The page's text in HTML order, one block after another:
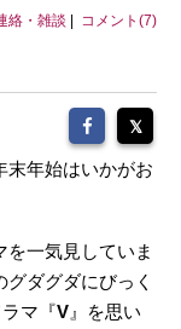
絡・雑談 コメント(7)
末年始はいかがお
一気見していま
グダグダにびっく
マ『V 』を思い